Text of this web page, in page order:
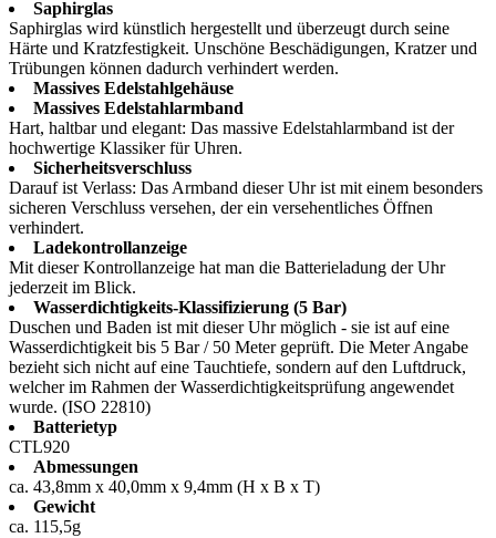
Saphirglas
Saphirglas wird künstlich hergestellt und überzeugt durch seine
Härte und Kratzfestigkeit. Unschöne Beschädigungen, Kratzer und
Trübungen können dadurch verhindert werden.
Massives Edelstahlgehäuse
Massives Edelstahlarmband
Hart, haltbar und elegant: Das massive Edelstahlarmband ist der
hochwertige Klassiker für Uhren.
Sicherheitsverschluss
Darauf ist Verlass: Das Armband dieser Uhr ist mit einem besonders
sicheren Verschluss versehen, der ein versehentliches Öffnen
verhindert.
Ladekontrollanzeige
Mit dieser Kontrollanzeige hat man die Batterieladung der Uhr
jederzeit im Blick.
Wasserdichtigkeits-Klassifizierung (5 Bar)
Duschen und Baden ist mit dieser Uhr möglich - sie ist auf eine
Wasserdichtigkeit bis 5 Bar / 50 Meter geprüft. Die Meter Angabe
bezieht sich nicht auf eine Tauchtiefe, sondern auf den Luftdruck,
welcher im Rahmen der Wasserdichtigkeitsprüfung angewendet
wurde. (ISO 22810)
Batterietyp
CTL920
Abmessungen
ca. 43,8mm x 40,0mm x 9,4mm (H x B x T)
Gewicht
ca. 115,5g